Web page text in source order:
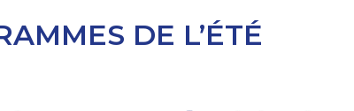
DE L’ÉTÉ